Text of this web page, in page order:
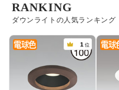
ダウンライトの人気ランキング
RANKING
1 位